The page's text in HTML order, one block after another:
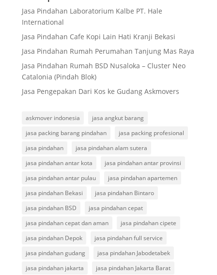
Jasa Pindahan Laboratorium Kalbe PT. Hale
International
Jasa Pindahan Cafe Kopi Lain Hati Kranji Bekasi
Jasa Pindahan Rumah Perumahan Tanjung Mas Raya
Jasa Pindahan Rumah BSD Nusaloka – Cluster Neo
Catalonia (Pindah Blok)
Jasa Pengepakan Dari Kos ke Gudang Askmovers
askmover indonesia
jasa angkut barang
jasa packing barang pindahan
jasa packing profesional
jasa pindahan
jasa pindahan alam sutera
jasa pindahan antar kota
jasa pindahan antar provinsi
jasa pindahan antar pulau
jasa pindahan apartemen
jasa pindahan Bekasi
jasa pindahan Bintaro
jasa pindahan BSD
jasa pindahan cepat
jasa pindahan cepat dan aman
jasa pindahan cipete
jasa pindahan Depok
jasa pindahan full service
jasa pindahan gudang
jasa pindahan Jabodetabek
jasa pindahan jakarta
jasa pindahan Jakarta Barat